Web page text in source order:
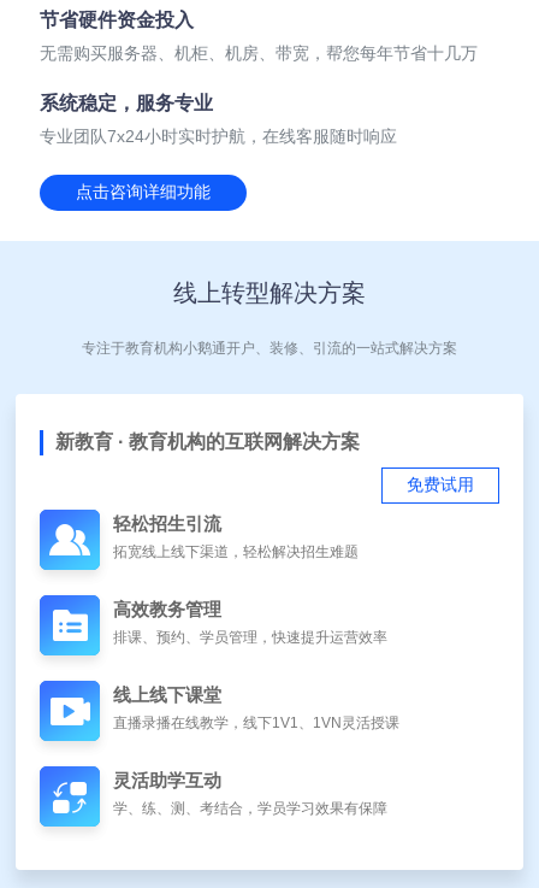
节省硬件资金投入
无需购买服务器、机柜、机房、带宽，帮您每年节省十几万
系统稳定，服务专业
专业团队7x24小时实时护航，在线客服随时响应
点击咨询详细功能
线上转型解决方案
专注于教育机构小鹅通开户、装修、引流的一站式解决方案
新教育 · 教育机构的互联网解决方案
免费试用
轻松招生引流
拓宽线上线下渠道，轻松解决招生难题
高效教务管理
排课、预约、学员管理，快速提升运营效率
线上线下课堂
直播录播在线教学，线下1V1、1VN灵活授课
灵活助学互动
学、练、测、考结合，学员学习效果有保障